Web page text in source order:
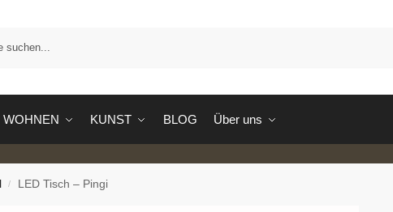
WOHNEN KUNST BLOG Über uns
/ LED Tisch – Pingi